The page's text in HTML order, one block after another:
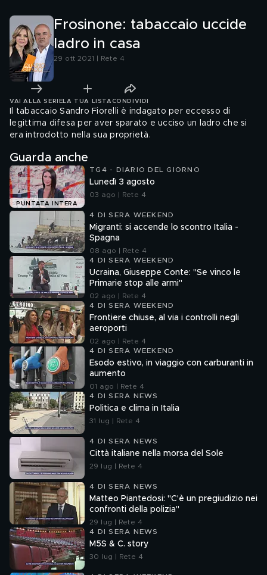
Frosinone: tabaccaio uccide
ladro in casa
29 ott 2021 | Rete 4
VAI ALLA SERIE LA TUA LISTA CONDIVIDI
Il tabaccaio Sandro Fiorelli è indagato per eccesso di
legittima difesa per aver sparato e ucciso un ladro che si
era introdotto nella sua proprietà.
Guarda anche
PUNTATA INTERA
TG4 - DIARIO DEL GIORNO
Lunedì 3 agosto
03 ago | Rete 4
4 DI SERA WEEKEND
Migranti: si accende lo scontro Italia -
Spagna
08 ago | Rete 4
4 DI SERA WEEKEND
Ucraina, Giuseppe Conte: "Se vinco le
Primarie stop alle armi"
02 ago | Rete 4
4 DI SERA WEEKEND
Frontiere chiuse, al via i controlli negli
aeroporti
02 ago | Rete 4
4 DI SERA WEEKEND
Esodo estivo, in viaggio con carburanti in
aumento
01 ago | Rete 4
4 DI SERA NEWS
Politica e clima in Italia
31 lug | Rete 4
4 DI SERA NEWS
Città italiane nella morsa del Sole
29 lug | Rete 4
4 DI SERA NEWS
Matteo Piantedosi: "C'è un pregiudizio nei
confronti della polizia"
29 lug | Rete 4
4 DI SERA NEWS
M5S & C. story
30 lug | Rete 4